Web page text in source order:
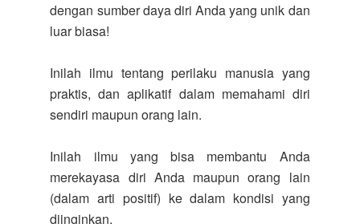
dengan sumber daya diri Anda yang unik dan
luar biasa!
Inilah ilmu tentang perilaku manusia yang
praktis, dan aplikatif dalam memahami diri
sendiri maupun orang lain.
Inilah ilmu yang bisa membantu Anda
merekayasa diri Anda maupun orang lain
(dalam arti positif) ke dalam kondisi yang
diinginkan.